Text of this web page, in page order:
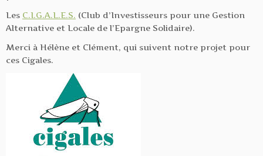
Les C.I.G.A.L.E.S. (Club d’Investisseurs pour une Gestion
Alternative et Locale de l’Epargne Solidaire).
Merci à Hélène et Clément, qui suivent notre projet pour
ces Cigales.